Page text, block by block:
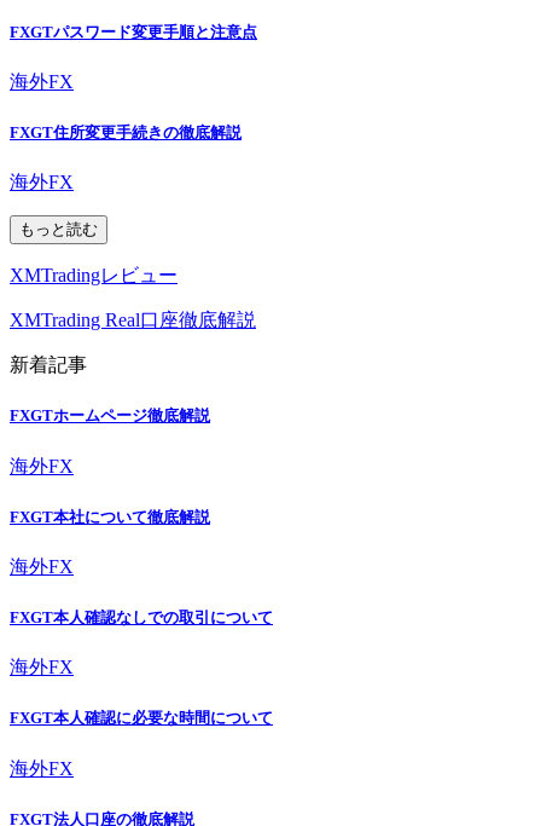
FXGTパスワード変更手順と注意点
海外FX
FXGT住所変更手続きの徹底解説
海外FX
もっと読む
XMTradingレビュー
XMTrading Real口座徹底解説
新着記事
FXGTホームページ徹底解説
海外FX
FXGT本社について徹底解説
海外FX
FXGT本人確認なしでの取引について
海外FX
FXGT本人確認に必要な時間について
海外FX
FXGT法人口座の徹底解説